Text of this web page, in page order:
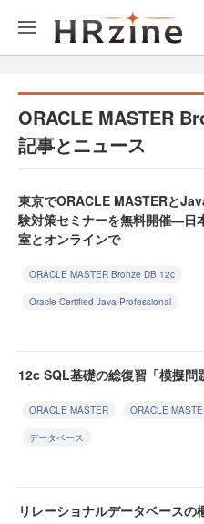
ORACLE MASTER
記事とニュース
東京でORACLE MASTERと
験対策セミナーを無料開催―日
室とオンラインで
ORACLE MASTER Bronze DB 12c
Oracle Certified Java Professional
12c SQL基礎の総復習「模擬問
ORACLE MASTER ORACLE
データベース
リレーショナルデータベースの